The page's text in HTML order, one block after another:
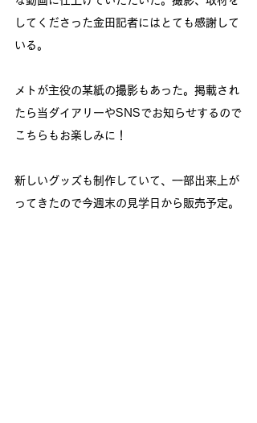
してくださった金田記者にはとても感謝して
いる。
メトが主役の某紙の撮影もあった。掲載され
たら当ダイアリーやSNSでお知らせするので
こちらもお楽しみに！
新しいグッズも制作していて、一部出来上が
ってきたので今週末の見学日から販売予定。